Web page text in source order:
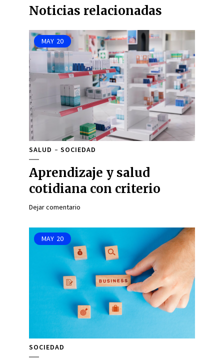
Noticias relacionadas
MAY 20
SALUD SOCIEDAD
Aprendizaje y salud
cotidiana con criterio
Dejar comentario
MAY 20
SOCIEDAD